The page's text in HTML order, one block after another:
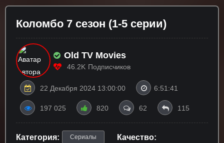
Коломбо 7 сезон (1-5 серии)
Old TV Movies
46.2K Подписчиков
22 Декабря 2024 13:00:00 6:51:41
197 025 820 62 115
Категория: Сериалы Качество: